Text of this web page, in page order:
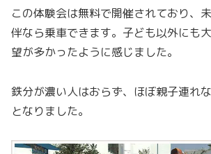
この体験会は無料で開催されており、
伴なら乗車できます。子ども以外にも
望が多かったように感じました。
鉄分が濃い人はおらず、ほぼ親子連れ
となりました。